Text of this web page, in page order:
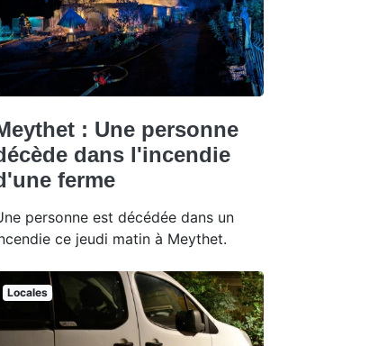
: Une personne
dans l'incendie
ferme
personne est décédée dans un
ce jeudi matin à Meythet.
Locales